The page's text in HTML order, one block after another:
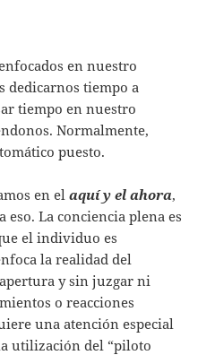
en nuestro
dedicarnos tiempo a
tiempo en nuestro
Normalmente,
puesto.
en elaquí y el ahora,
eso. La conciencia plena es
el individuo es
la realidad del
y sin juzgar ni
o reacciones
una atención especial
utilización del “piloto